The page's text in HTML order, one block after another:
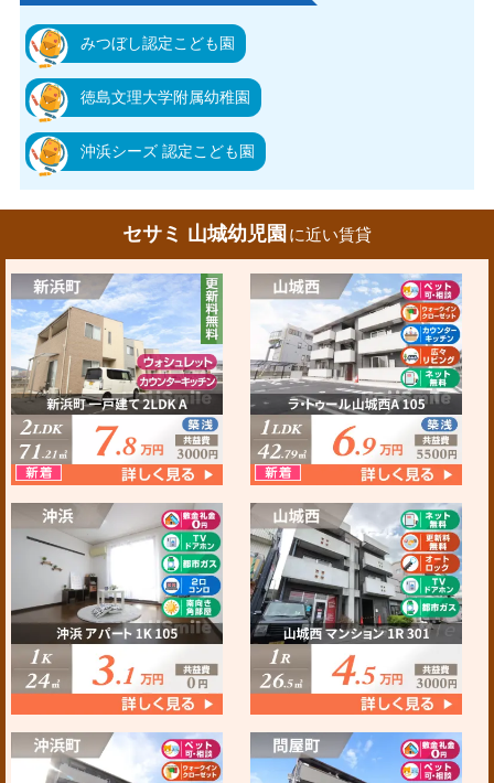
みつぼし認定こども園
徳島文理大学附属幼稚園
沖浜シーズ 認定こども園
セサミ 山城幼児園 に近い賃貸